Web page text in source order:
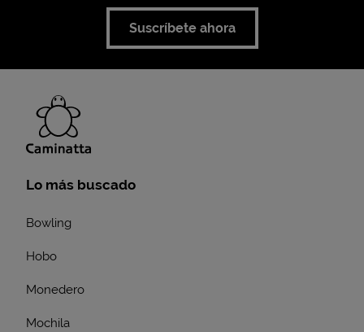
Suscríbete ahora
Lo más buscado
Bowling
Hobo
Monedero
Mochila